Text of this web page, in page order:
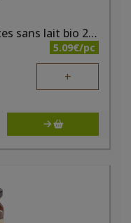
Pâte à tartiner cacao noisettes sans lait bio 250g Nocciolata
5.09€/pc
+